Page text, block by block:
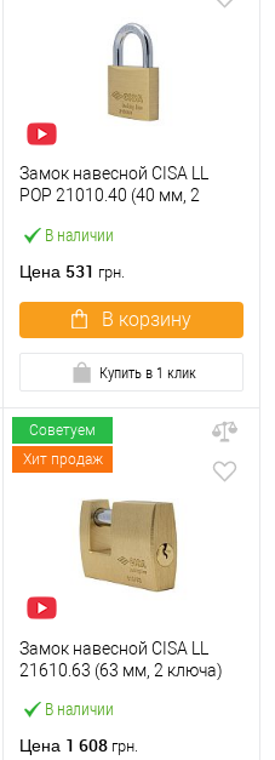
В наличии
Замок навесной CISA LL
POP 21010.40 (40 мм, 2
Цена 531 грн.
В корзину
Купить в 1 клик
Советуем
Хит продаж
В наличии
Замок навесной CISA LL
21610.63 (63 мм, 2 ключа)
Цена 1 608 грн.